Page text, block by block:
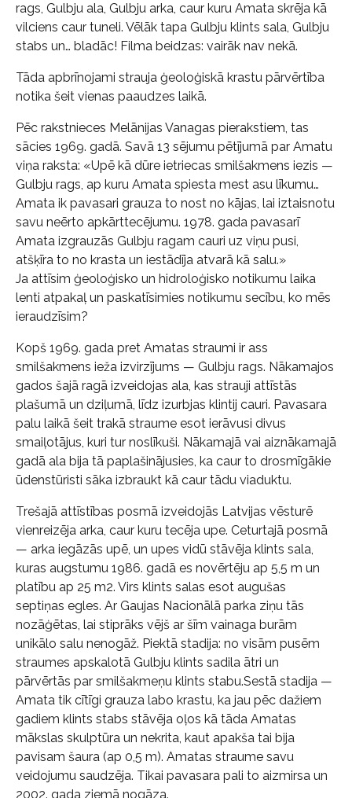
rags, Gulbju ala, Gulbju arka, caur kuru Amata skrēja kā
vilciens caur tuneli. Vēlāk tapa Gulbju klints sala, Gulbju
stabs un… bladāc! Filma beidzas: vairāk nav nekā.
Tāda apbrīnojami strauja ģeoloģiskā krastu pārvērtība
notika šeit vienas paaudzes laikā.
Pēc rakstnieces Melānijas Vanagas pierakstiem, tas
sācies 1969. gadā. Savā 13 sējumu pētījumā par Amatu
viņa raksta: «Upē kā dūre ietriecas smilšakmens iezis —
Gulbju rags, ap kuru Amata spiesta mest asu līkumu…
Amata ik pavasari grauza to nost no kājas, lai iztaisnotu
savu neērto apkārttecējumu. 1978. gada pavasarī
Amata izgrauzās Gulbju ragam cauri uz viņu pusi,
atšķīra to no krasta un iestādīja atvarā kā salu.»
Ja attīsim ģeoloģisko un hidroloģisko notikumu laika
lenti atpakaļ un paskatīsimies notikumu secību, ko mēs
ieraudzīsim?
Kopš 1969. gada pret Amatas straumi ir ass
smilšakmens ieža izvirzījums — Gulbju rags. Nākamajos
gados šajā ragā izveidojas ala, kas strauji attīstās
plašumā un dziļumā, līdz izurbjas klintij cauri. Pavasara
palu laikā šeit trakā straume esot ierāvusi divus
smaiļotājus, kuri tur noslīkuši. Nākamajā vai aiznākamajā
gadā ala bija tā paplašinājusies, ka caur to drosmīgākie
ūdenstūristi sāka izbraukt kā caur tādu viaduktu.
Trešajā attīstības posmā izveidojās Latvijas vēsturē
vienreizēja arka, caur kuru tecēja upe. Ceturtajā posmā
— arka iegāzās upē, un upes vidū stāvēja klints sala,
kuras augstumu 1986. gadā es novērtēju ap 5,5 m un
platību ap 25 m2. Virs klints salas esot augušas
septiņas egles. Ar Gaujas Nacionālā parka ziņu tās
nozāģētas, lai stiprāks vējš ar šīm vainaga burām
unikālo salu nenogāž. Piektā stadija: no visām pusēm
straumes apskalotā Gulbju klints sadila ātri un
pārvērtās par smilšakmeņu klints stabu.Sestā stadija —
Amata tik cītīgi grauza labo krastu, ka jau pēc dažiem
gadiem klints stabs stāvēja oļos kā tāda Amatas
mākslas skulptūra un nekrita, kaut apakša tai bija
pavisam šaura (ap 0,5 m). Amatas straume savu
veidojumu saudzēja. Tikai pavasara pali to aizmirsa un
2002. gada ziemā nogāza.